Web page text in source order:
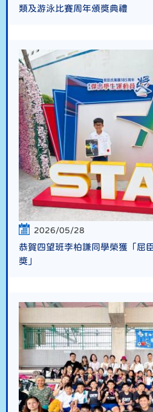
類及游泳比賽周年頒獎典禮
2026/05/28
恭賀四望班李柏謙同學榮獲「屈
獎」